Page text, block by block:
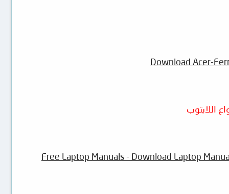
Download Acer-
Free Laptop Manuals - Download Laptop